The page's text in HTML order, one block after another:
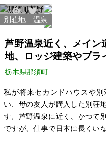
いです」そんなあなたの一歩を
の土地は30年前、祖父と父が
です。予算の都合により建築
した。販売当時は区画整理さ
2369 6
別荘地 温泉
芦野温泉近く、メイン
地、ロッジ建築やプラ
栃木県那須町
私が将来セカンドハウスや
い、母の友人が購入した別荘
す。芦野温泉に近く、かつて
ですが、仕事で日本に長くい